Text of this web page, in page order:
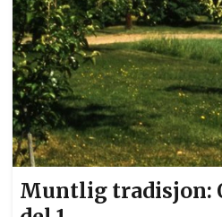
Muntlig tradisjon: